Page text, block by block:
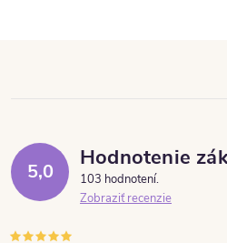
5,0
Hodnotenie
103 hodnotení
Zobraziť recenzie